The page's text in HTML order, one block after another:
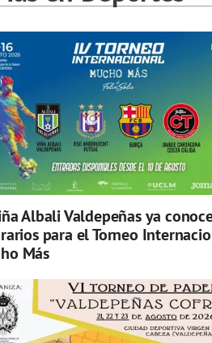
Albali Valdepeñas ya
para el Torneo
Más